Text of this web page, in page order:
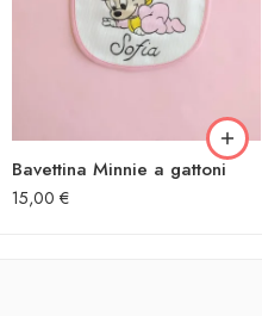
Bavettina Minnie a gattoni
15,00 €